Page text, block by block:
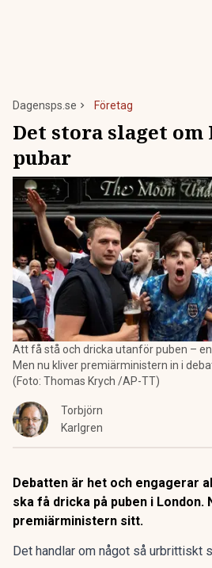
Dagensps.se Företag
Det stora slaget om
pubar
Att få stå och dricka utanför puben –
Men nu kliver premiärministern in i
(Foto: Thomas Krych /AP-TT)
Torbjörn
Karlgren
Debatten är het och engagerar
ska få dricka på puben i London.
premiärministern sitt.
Det handlar om något så urbrittiskt